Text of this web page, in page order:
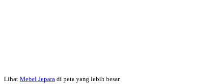
Lihat Mebel Jepara di peta yang lebih besar